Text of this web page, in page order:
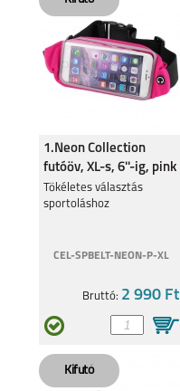
1.Neon Collection
futóöv, XL-s, 6''-ig, pink
Tökéletes választás
sportoláshoz
CEL-SPBELT-NEON-P-XL
Bruttó: 2 990 Ft